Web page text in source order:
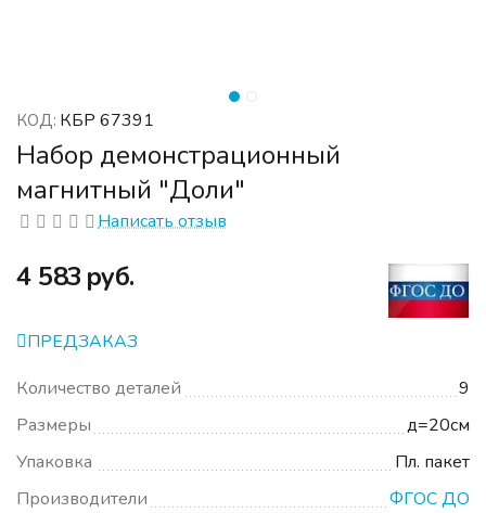
КОД: КБР 67391
Набор демонстрационный
магнитный "Доли"
Написать отзыв
‍4 583‍ руб.
ПРЕДЗАКАЗ
Количество деталей
9
Размеры
д=20см
Упаковка
Пл. пакет
Производители
ФГОС ДО